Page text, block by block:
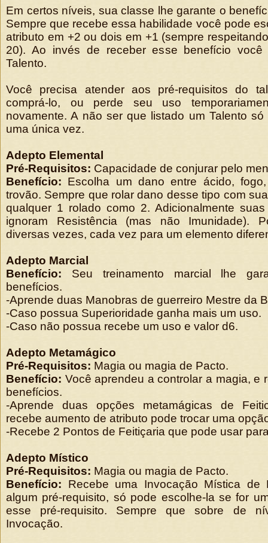
Em certos níveis, sua classe lhe garante o
Sempre que recebe essa habilidade você pode
atributo em +2 ou dois em +1 (sempre
20). Ao invés de receber esse benefício você
Talento.
Você precisa atender aos pré-requisitos do
comprá-lo, ou perde seu uso
novamente. A não ser que listado um Talento
uma única vez.
Adepto Elemental
Pré-Requisitos: Capacidade de conjurar pelo
Benefício: Escolha um dano entre ácido,
trovão. Sempre que rolar dano desse tipo com
qualquer 1 rolado como 2. Adicionalmente
ignoram Resistência (mas não Imunidade).
diversas vezes, cada vez para um elemento
Adepto Marcial
Benefício: Seu treinamento marcial lhe
benefícios.
-Aprende duas Manobras de guerreiro Mestre da
-Caso possua Superioridade ganha mais um uso.
-Caso não possua recebe um uso e valor d6.
Adepto Metamágico
Pré-Requisitos: Magia ou magia de Pacto.
Benefício: Você aprendeu a controlar a magia, e
benefícios.
-Aprende duas opções metamágicas de
recebe aumento de atributo pode trocar uma
-Recebe 2 Pontos de Feitiçaria que pode usar
Adepto Místico
Pré-Requisitos: Magia ou magia de Pacto.
Benefício: Recebe uma Invocação Mística de
algum pré-requisito, só pode escolhe-la se for
esse pré-requisito. Sempre que sobre de
Invocação.